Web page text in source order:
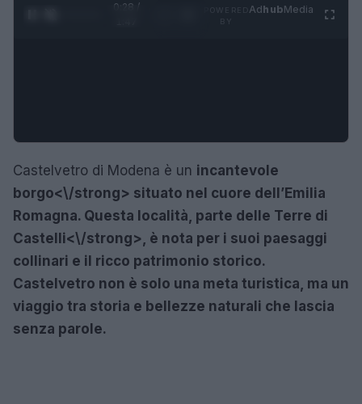
0:29 /
AdhubMedia
Castelvetro di Modena è un incantevole
borgo<\/strong> situato nel cuore dell’Emilia
Romagna. Questa località, parte delle Terre di
Castelli<\/strong>, è nota per i suoi paesaggi
collinari e il ricco patrimonio storico.
Castelvetro non è solo una meta turistica, ma un
viaggio tra storia e bellezze naturali che lascia
senza parole.